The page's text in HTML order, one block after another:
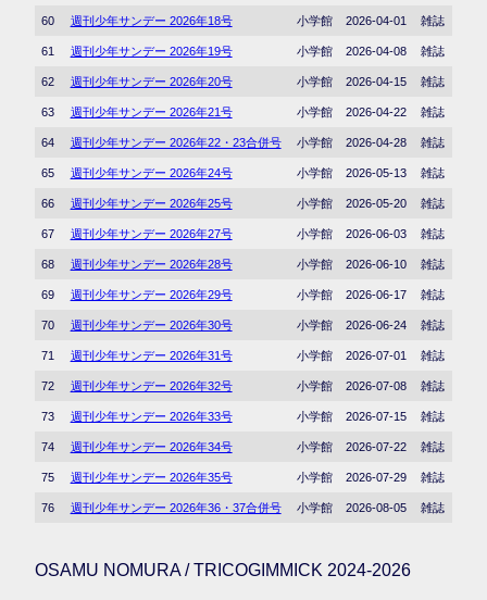
60 週刊少年サンデー 2026年18号 小学館 2026-04-01 雑誌
61 週刊少年サンデー 2026年19号 小学館 2026-04-08 雑誌
62 週刊少年サンデー 2026年20号 小学館 2026-04-15 雑誌
63 週刊少年サンデー 2026年21号 小学館 2026-04-22 雑誌
64 週刊少年サンデー 2026年22・23合併号 小学館 2026-04-28 雑誌
65 週刊少年サンデー 2026年24号 小学館 2026-05-13 雑誌
66 週刊少年サンデー 2026年25号 小学館 2026-05-20 雑誌
67 週刊少年サンデー 2026年27号 小学館 2026-06-03 雑誌
68 週刊少年サンデー 2026年28号 小学館 2026-06-10 雑誌
69 週刊少年サンデー 2026年29号 小学館 2026-06-17 雑誌
70 週刊少年サンデー 2026年30号 小学館 2026-06-24 雑誌
71 週刊少年サンデー 2026年31号 小学館 2026-07-01 雑誌
72 週刊少年サンデー 2026年32号 小学館 2026-07-08 雑誌
73 週刊少年サンデー 2026年33号 小学館 2026-07-15 雑誌
74 週刊少年サンデー 2026年34号 小学館 2026-07-22 雑誌
75 週刊少年サンデー 2026年35号 小学館 2026-07-29 雑誌
76 週刊少年サンデー 2026年36・37合併号 小学館 2026-08-05 雑誌
OSAMU NOMURA / TRICOGIMMICK 2024-2026